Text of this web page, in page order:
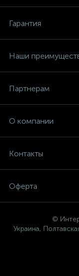
Гарантия
Наши
Партнерам
О компании
Контакты
Оферта
©
Украина,